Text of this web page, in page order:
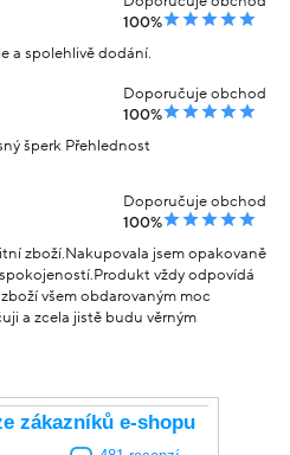
100%
a spolehlivě dodání.
Doporučuje obchod
100%
šperk Přehlednost
Doporučuje obchod
100%
zboží.Nakupovala jsem opakovaně
vždy odpovídá
všem obdarovaným moc
a zcela jistě budu věrným